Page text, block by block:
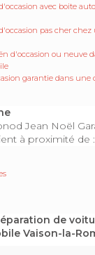
avec boite
pas cher chez
d'occasion ou neuve
garantie dans une
Jean Noël
à proximité de :
de
Vaison-la-